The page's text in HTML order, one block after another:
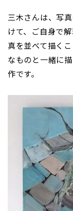
三木さんは、写
けて、ご自身で
真を並べて描く
なものと一緒に
作です。